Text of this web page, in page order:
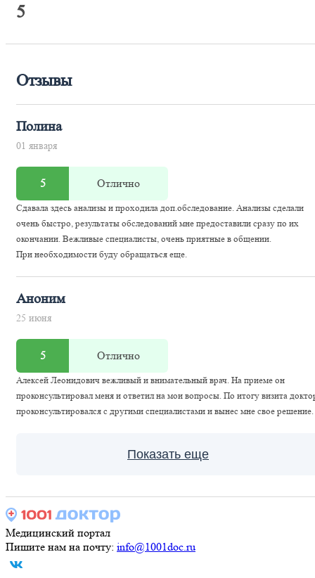
5
Отзывы
Полина
01 января
5 Отлично
Сдавала здесь анализы и проходила доп.обследование. Анализы сделали
очень быстро, результаты обследований мне предоставили сразу по их
окончании. Вежливые специалисты, очень приятные в общении.
При необходимости буду обращаться еще.
Аноним
25 июня
5 Отлично
Алексей Леонидович вежливый и внимательный врач. На приеме он
проконсультировал меня и ответил на мои вопросы. По итогу визита
проконсультировался с другими специалистами и вынес мне свое решение.
Показать еще
Медицинский портал
Пишите нам на почту: info@1001doc.ru